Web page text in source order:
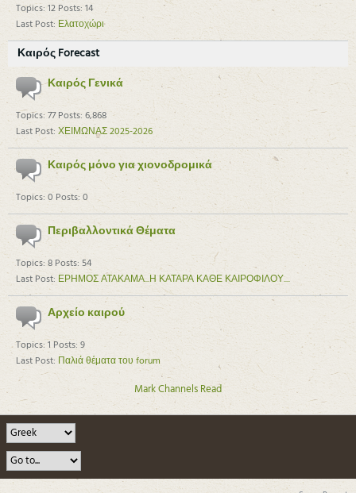
Topics: 12 Posts: 14
Last Post: Ελατοχώρι
Καιρός Forecast
Καιρός Γενικά
Topics: 77 Posts: 6,868
Last Post: ΧΕΙΜΩΝΑΣ 2025-2026
Καιρός μόνο για χιονοδρομικά
Topics: 0 Posts: 0
Περιβαλλοντικά Θέματα
Topics: 8 Posts: 54
Last Post: ΕΡΗΜΟΣ ΑΤΑΚΑΜΑ...Η ΚΑΤΑΡΑ ΚΑΘΕ ΚΑΙΡΟΦΙΛΟΥ....
Αρχείο καιρού
Topics: 1 Posts: 9
Last Post: Παλιά θέματα του forum
Mark Channels Read